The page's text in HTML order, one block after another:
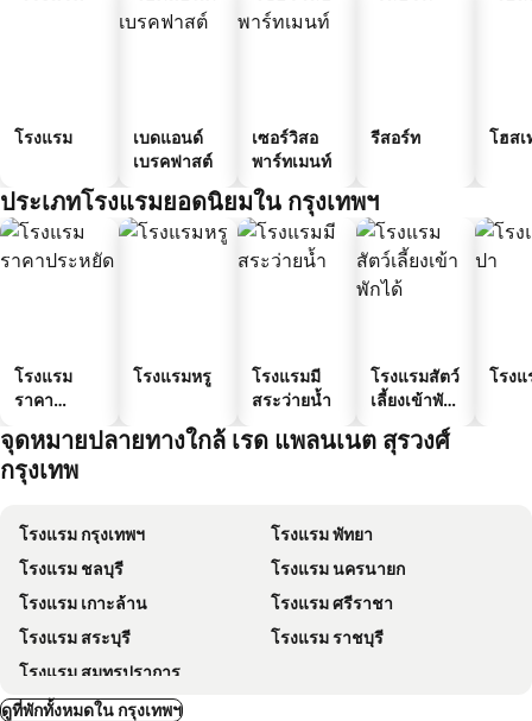
โรงแรม
เบดแอนด์
เบรคฟาสต์
เซอร์วิสอ
พาร์ทเมนท์
รีสอร์ท โฮสเ
ประเภทโรงแรมยอดนิยมใน กรุงเทพฯ
โรงแรม
ราคา
โรงแรมหรู
โรงแรมมี
สระว่ายน้ำ
โรงแรมสัตว์
เลี้ยงเข้าพัก
โรง
จุดหมายปลายทางใกล้ เรด แพลนเนต สุรวงศ์
กรุงเทพ
โรงแรม กรุงเทพฯ
โรงแรม พัทยา
โรงแรม ชลบุรี
โรงแรม นครนายก
โรงแรม เกาะล้าน
โรงแรม ศรีราชา
โรงแรม สระบุรี
โรงแรม ราชบุรี
โรงแรม สมุทรปราการ
ดูที่พักทั้งหมดใน กรุงเทพฯ